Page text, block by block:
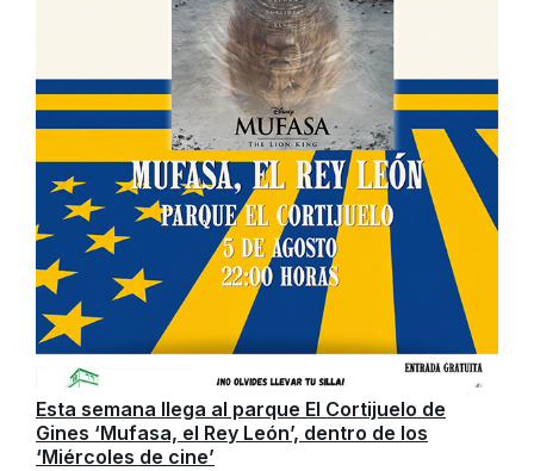
Esta semana llega al parque El Cortijuelo de
Gines ‘Mufasa, el Rey León’, dentro de los
‘Miércoles de cine’